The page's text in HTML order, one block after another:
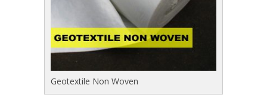
Geotextile Non Woven